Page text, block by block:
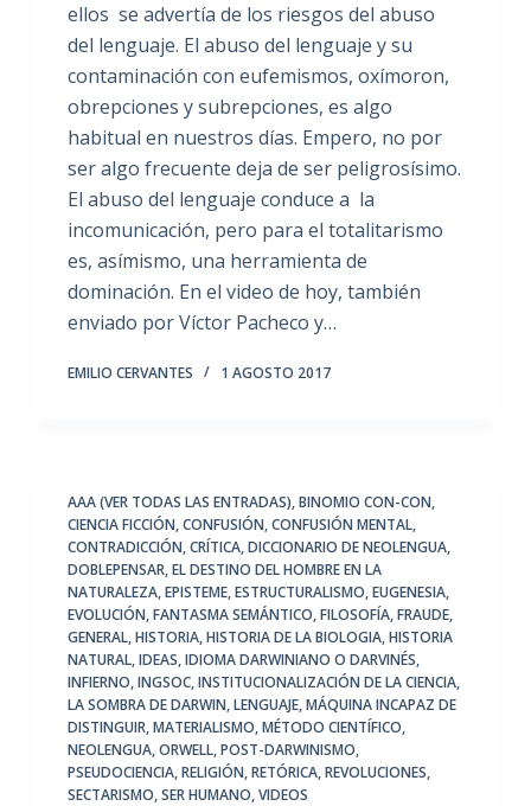
ellos se advertía de los riesgos del abuso
del lenguaje. El abuso del lenguaje y su
contaminación con eufemismos, oxímoron,
obrepciones y subrepciones, es algo
habitual en nuestros días. Empero, no por
ser algo frecuente deja de ser peligrosísimo.
El abuso del lenguaje conduce a la
incomunicación, pero para el totalitarismo
es, asímismo, una herramienta de
dominación. En el video de hoy, también
enviado por Víctor Pacheco y…
EMILIO CERVANTES 1 AGOSTO 2017
AAA (VER TODAS LAS ENTRADAS),BINOMIO CON-CON,
CIENCIA FICCIÓN,CONFUSIÓN,CONFUSIÓN MENTAL,
CONTRADICCIÓN,CRÍTICA,DICCIONARIO DE NEOLENGUA,
DOBLEPENSAR,EL DESTINO DEL HOMBRE EN LA
NATURALEZA,EPISTEME,ESTRUCTURALISMO,EUGENESIA,
EVOLUCIÓN,FANTASMA SEMÁNTICO,FILOSOFÍA,FRAUDE,
GENERAL,HISTORIA,HISTORIA DE LA BIOLOGIA,HISTORIA
NATURAL,IDEAS,IDIOMA DARWINIANO O DARVINÉS,
INFIERNO,INGSOC,INSTITUCIONALIZACIÓN DE LA CIENCIA,
LA SOMBRA DE DARWIN,LENGUAJE,MÁQUINA INCAPAZ DE
DISTINGUIR,MATERIALISMO,MÉTODO CIENTÍFICO,
NEOLENGUA,ORWELL,POST-DARWINISMO,
PSEUDOCIENCIA,RELIGIÓN,RETÓRICA,REVOLUCIONES,
SECTARISMO,SER HUMANO,VIDEOS